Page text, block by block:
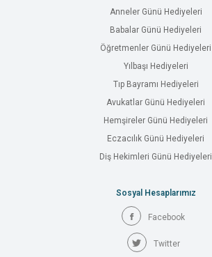
Anneler Günü Hediyeleri
Babalar Günü Hediyeleri
Öğretmenler Günü Hediyeleri
Yılbaşı Hediyeleri
Tıp Bayramı Hediyeleri
Avukatlar Günü Hediyeleri
Hemşireler Günü Hediyeleri
Eczacılık Günü Hediyeleri
Diş Hekimleri Günü Hediyeleri
Sosyal Hesaplarımız
Facebook
Twitter